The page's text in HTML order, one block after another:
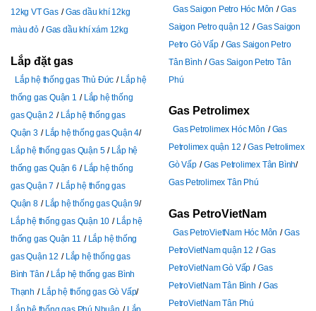
12kg VT Gas
Gas dầu khí 12kg
màu đỏ
Gas dầu khí xám 12kg
Lắp đặt gas
Lắp hệ thống gas Thủ Đức
Lắp hệ
thống gas Quận 1
Lắp hệ thống
gas Quận 2
Lắp hệ thống gas
Quận 3
Lắp hệ thống gas Quận 4
Lắp hệ thống gas Quận 5
Lắp hệ
thống gas Quận 6
Lắp hệ thống
gas Quận 7
Lắp hệ thống gas
Quận 8
Lắp hệ thống gas Quận 9
Lắp hệ thống gas Quận 10
Lắp hệ
thống gas Quận 11
Lắp hệ thống
gas Quận 12
Lắp hệ thống gas
Bình Tân
Lắp hệ thống gas Bình
Thạnh
Lắp hệ thống gas Gò Vấp
Gas Saigon Petro Hóc Môn
Gas
Saigon Petro quận 12
Gas Saigon
Petro Gò Vấp
Gas Saigon Petro
Tân Bình
Gas Saigon Petro Tân
Phú
Gas Petrolimex
Gas Petrolimex Hóc Môn
Gas
Petrolimex quận 12
Gas Petrolimex
Gò Vấp
Gas Petrolimex Tân Bình
Gas Petrolimex Tân Phú
Gas PetroVietNam
Gas PetroVietNam Hóc Môn
Gas
PetroVietNam quận 12
Gas
PetroVietNam Gò Vấp
Gas
PetroVietNam Tân Bình
Gas
PetroVietNam Tân Phú